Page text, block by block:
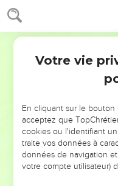
NE MANQUEZ
DE
ET SI LEURS
Votre vie
En cliquant sur le bouton
acceptez que
cookies ou l'identifiant
traite vos données à
données de navigation
votre compte utilisateur)